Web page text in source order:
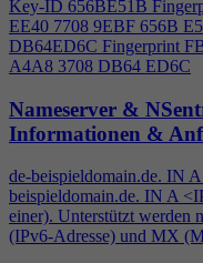
Key-ID 656BE51B
EE40 7708 9EBF 656B
DB64ED6C Fingerprint
A4A8 3708 DB64 ED6C
Nameserver &
Informationen &
de-beispieldomain.de. IN
beispieldomain.de. IN A
einer). Unterstützt werden
(IPv6-Adresse) und MX